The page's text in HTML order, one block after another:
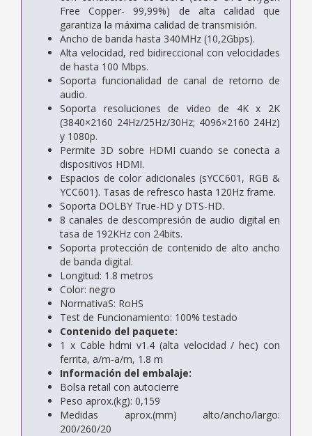
Free Copper- 99,99%) de alta calidad que
garantiza la máxima calidad de transmisión.
Ancho de banda hasta 340MHz (10,2Gbps).
Alta velocidad, red bidireccional con velocidades
de hasta 100 Mbps.
Soporta funcionalidad de canal de retorno de
audio.
Soporta resoluciones de video de 4K x 2K
(3840×2160 24Hz/25Hz/30Hz; 4096×2160 24Hz)
y 1080p.
Permite 3D sobre HDMI cuando se conecta a
dispositivos HDMI.
Espacios de color adicionales (sYCC601, RGB &
YCC601). Tasas de refresco hasta 120Hz frame.
Soporta DOLBY True-HD y DTS-HD.
8 canales de descompresión de audio digital en
tasa de 192KHz con 24bits.
Soporta protección de contenido de alto ancho
de banda digital.
Longitud: 1.8 metros
Color: negro
NormativaS: RoHS
Test de Funcionamiento: 100% testado
Contenido del paquete:
1 x Cable hdmi v1.4 (alta velocidad / hec) con
ferrita, a/m-a/m, 1.8 m
Información del embalaje:
Bolsa retail con autocierre
Peso aprox.(kg): 0,159
Medidas aprox.(mm) alto/ancho/largo:
200/260/20